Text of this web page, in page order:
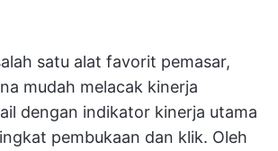
satu alat favorit pemasar,
mudah melacak kinerja
dengan indikator kinerja utama
pembukaan dan klik. Oleh